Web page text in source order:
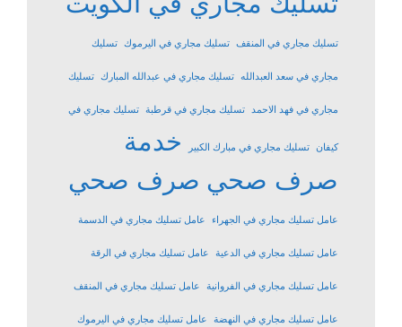
تسليك مجاري في المنقف تسليك مجاري في اليرموك تسليك
مجاري في سعد العبدالله تسليك مجاري في عبدالله المبارك تسليك
مجاري في فهد الاحمد تسليك مجاري في قرطبة تسليك مجاري في
كيفان تسليك مجاري في مبارك الكبير
خدمة
صرف صحي صرف صحي
عامل تسليك مجاري في الجهراء عامل تسليك مجاري في الدسمة
عامل تسليك مجاري في الدعية عامل تسليك مجاري في الرقة
عامل تسليك مجاري في الفروانية عامل تسليك مجاري في المنقف
عامل تسليك مجاري في النهضة عامل تسليك مجاري في اليرموك